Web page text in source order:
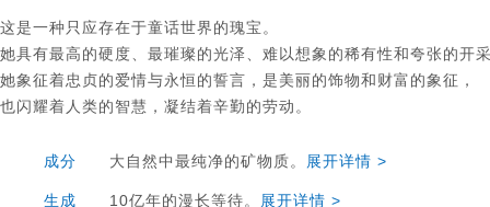
这是一种只应存在于童话世界的瑰宝。
她具有最高的硬度、最璀璨的光泽、难以想象的稀有性和夸张的开
她象征着忠贞的爱情与永恒的誓言，是美丽的饰物和财富的象征，
也闪耀着人类的智慧，凝结着辛勤的劳动。
成分 大自然中最纯净的矿物质。 展开详情 >
生成 10亿年的漫长等待。 展开详情 >